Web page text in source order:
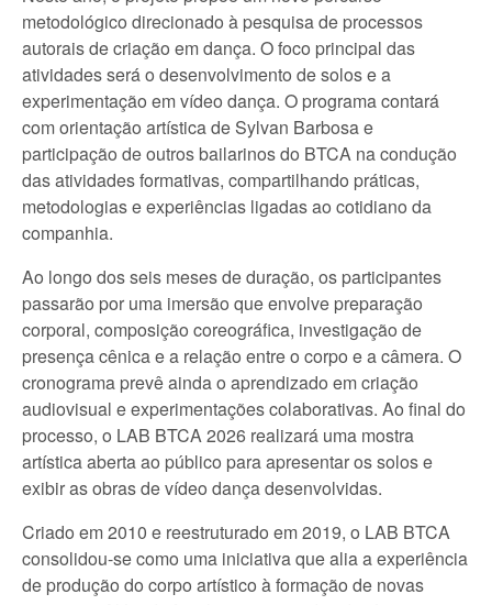
metodológico direcionado à pesquisa de processos
autorais de criação em dança. O foco principal das
atividades será o desenvolvimento de solos e a
experimentação em vídeo dança. O programa contará
com orientação artística de Sylvan Barbosa e
participação de outros bailarinos do BTCA na condução
das atividades formativas, compartilhando práticas,
metodologias e experiências ligadas ao cotidiano da
companhia.
Ao longo dos seis meses de duração, os participantes
passarão por uma imersão que envolve preparação
corporal, composição coreográfica, investigação de
presença cênica e a relação entre o corpo e a câmera. O
cronograma prevê ainda o aprendizado em criação
audiovisual e experimentações colaborativas. Ao final do
processo, o LAB BTCA 2026 realizará uma mostra
artística aberta ao público para apresentar os solos e
exibir as obras de vídeo dança desenvolvidas.
Criado em 2010 e reestruturado em 2019, o LAB BTCA
consolidou-se como uma iniciativa que alia a experiência
de produção do corpo artístico à formação de novas